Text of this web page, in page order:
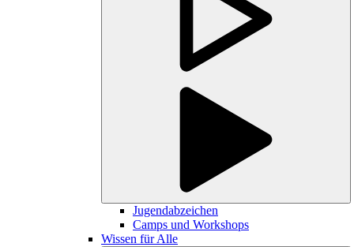
Jugendabzeichen
Camps und Workshops
Wissen für Alle